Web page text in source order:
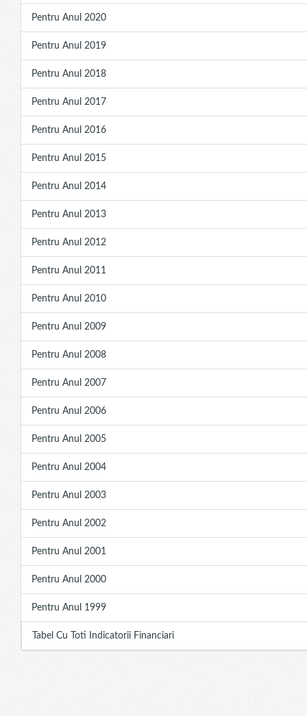
Pentru Anul 2020
Pentru Anul 2019
Pentru Anul 2018
Pentru Anul 2017
Pentru Anul 2016
Pentru Anul 2015
Pentru Anul 2014
Pentru Anul 2013
Pentru Anul 2012
Pentru Anul 2011
Pentru Anul 2010
Pentru Anul 2009
Pentru Anul 2008
Pentru Anul 2007
Pentru Anul 2006
Pentru Anul 2005
Pentru Anul 2004
Pentru Anul 2003
Pentru Anul 2002
Pentru Anul 2001
Pentru Anul 2000
Pentru Anul 1999
Tabel Cu Toti Indicatorii Financiari